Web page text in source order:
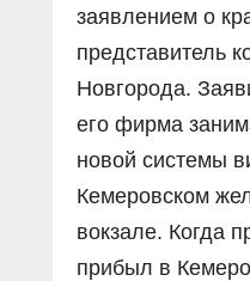
заявлением о
представитель
Новгорода.
его фирма
новой системы
Кемеровском
вокзале. Когда
прибыл в